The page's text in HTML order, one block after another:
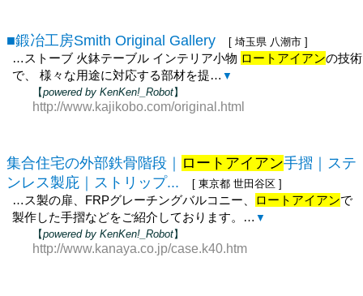
■鍛冶工房Smith Original Gallery [ 埼玉県 八潮市 ]
…ストーブ 火鉢テーブル インテリア小物 ロートアイアンの技術
で、 様々な用途に対応する部材を提… ▼
【powered by KenKen!_Robot】
http://www.kajikobo.com/original.html
集合住宅の外部鉄骨階段｜ ロートアイアン手摺｜ステ
ンレス製庇｜ストリップ...
[ 東京都 世田谷区 ]
…ス製の扉、FRPグレーチングバルコニー、 ロートアイアンで
製作した手摺などをご紹介しております。… ▼
【powered by KenKen!_Robot】
http://www.kanaya.co.jp/case.k40.htm